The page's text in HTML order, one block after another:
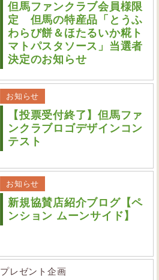
但馬ファンクラブ会員様限
定 但馬の特産品「とうふ
わらび餅＆ほたるいか糀ト
マトパスタソース」当選者
決定のお知らせ
お知らせ
【投票受付終了】但馬ファ
ンクラブロゴデザインコン
テスト
お知らせ
新規協賛店紹介ブログ【ペ
ンション ムーンサイド】
プレゼント企画